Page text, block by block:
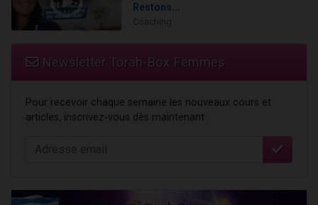
Restons...
Newsletter Torah-Box Femmes
Pour recevoir chaque semaine les nouveaux cours et
articles, inscrivez-vous dès maintenant :